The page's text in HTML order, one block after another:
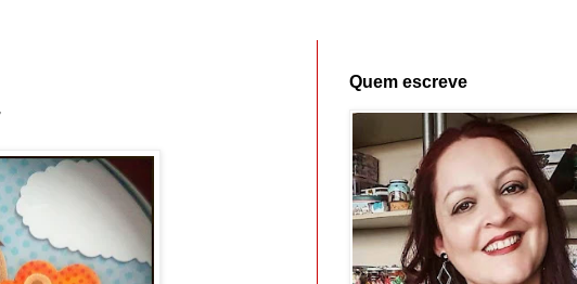
Quem escreve